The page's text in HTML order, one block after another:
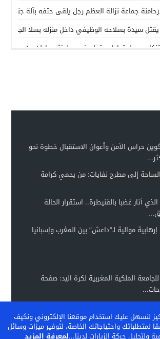
جماعة نزالة العظم رجل يلقى حتفه بآلة جني
سيدة بسلاحه الوظيفي داخل منزله بسلا الجديدة
حول تداول مقطع فيديو لجثة مواطن من
تثير حيثية التقادم لإسقاط تهمة النصب عن محمد
تثير استنفارًا أمنيًا بحي الفوركي تابريكت – سلا
حريقا في مركز صحي
حراس الأمن وأعوان الاستقبال خطوة نحو
إلى مطرح نفايات: من يحمي كرامة
الذي أثار غضبا بالقنيطرة.. استقرار الحالة
موالية لـ”داعش” بين المغرب وإسبانيا
الملكية المغربية لكرة اليد: صفحة
بالنموذج المغربي لتكوين المواهب… والمغرب
لنسهل عليك استخدام موقعنا الإلكتروني ونكيف
لمتطلباتك واحتياجاتك الخاصة، لتوفير ميزات وسائل
ولتحليل حركة الزيارات لدينا...لمعرفة المزيد